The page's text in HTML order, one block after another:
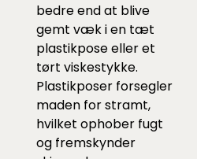
bedre end at blive
gemt væk i en tæt
plastikpose eller et
tørt viskestykke.
Plastikposer forsegler
maden for stramt,
hvilket ophober fugt
og fremskynder